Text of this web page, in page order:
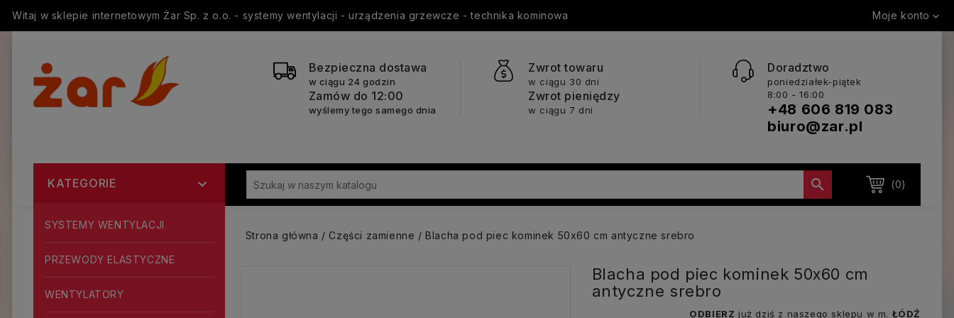
Witaj w sklepie internetowym Żar Sp. z o.o. - systemy wentylacji - urządzenia grzewcze - technika kominowa Moje konto 
Bezpieczna dostawa
w ciągu 24 godzin
Zamów do 12:00
wyślemy tego samego dnia
Zwrot towaru
w ciągu 30 dni
Zwrot pieniędzy
w ciągu 7 dni
Doradztwo
poniedziałek-piątek
8:00 - 16:00
+48 606 819 083
biuro@zar.pl
(0)

KATEGORIE 
SYSTEMY WENTYLACJI
PRZEWODY ELASTYCZNE
WENTYLATORY
Strona główna Części zamienne Blacha pod piec kominek 50x60 cm antyczne srebro
Blacha pod piec kominek 50x60 cm
antyczne srebro
ODBIERZ już dziś z naszego sklepu w m. ŁÓDŹ